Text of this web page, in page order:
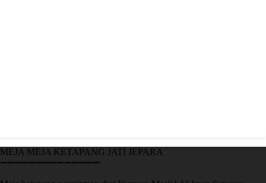
MEJA MEJA KETAPANG JATI JEPARA
➖➖➖➖➖➖➖➖➖➖➖➖➖➖